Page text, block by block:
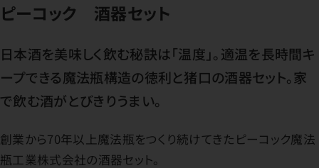
ピーコック 酒器セット
日本酒を美味しく飲む秘訣は「温度」。適温を長時間キ
ープできる魔法瓶構造の徳利と猪口の酒器セット。家
で飲む酒がとびきりうまい。
創業から70年以上魔法瓶をつくり続けてきたピーコック魔法
瓶工業株式会社の酒器セット。